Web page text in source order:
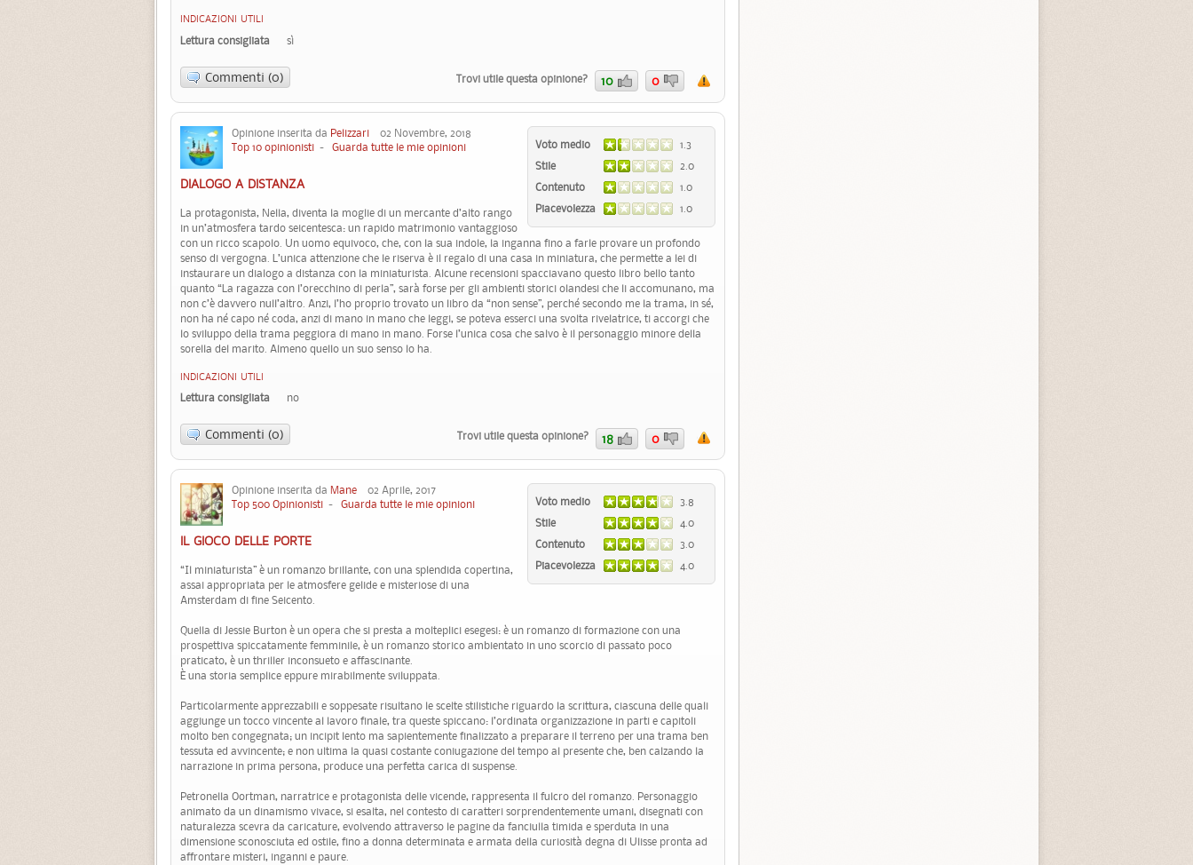
INDICAZIONI UTILI
Lettura consigliata sì
Commenti (0) Trovi utile questa opinione? 10 0
Voto medio
1.3
Stile
2.0
Contenuto
1.0
Piacevolezza
1.0
Opinione inserita da Pelizzari 02 Novembre, 2018
Top 10 opinionisti - Guarda tutte le mie opinioni
DIALOGO A DISTANZA
La protagonista, Nella, diventa la moglie di un mercante d’alto rango
in un’atmosfera tardo seicentesca: un rapido matrimonio vantaggioso
con un ricco scapolo. Un uomo equivoco, che, con la sua indole, la inganna fino a farle provare un profondo
senso di vergogna. L’unica attenzione che le riserva è il regalo di una casa in miniatura, che permette a lei di
instaurare un dialogo a distanza con la miniaturista. Alcune recensioni spacciavano questo libro bello tanto
quanto “La ragazza con l’orecchino di perla”, sarà forse per gli ambienti storici olandesi che li accomunano, ma
non c’è davvero null’altro. Anzi, l’ho proprio trovato un libro da “non sense”, perché secondo me la trama, in sé,
non ha né capo né coda, anzi di mano in mano che leggi, se poteva esserci una svolta rivelatrice, ti accorgi che
lo sviluppo della trama peggiora di mano in mano. Forse l’unica cosa che salvo è il personaggio minore della
sorella del marito. Almeno quello un suo senso lo ha.
INDICAZIONI UTILI
Lettura consigliata no
Commenti (0) Trovi utile questa opinione? 18 0
Voto medio
3.8
Stile
4.0
Contenuto
3.0
Piacevolezza
4.0
Opinione inserita da Mane 02 Aprile, 2017
Top 500 Opinionisti - Guarda tutte le mie opinioni
IL GIOCO DELLE PORTE
“Il miniaturista” è un romanzo brillante, con una splendida copertina,
assai appropriata per le atmosfere gelide e misteriose di una
Amsterdam di fine Seicento.
Quella di Jessie Burton è un opera che si presta a molteplici esegesi: è un romanzo di formazione con una
prospettiva spiccatamente femminile, è un romanzo storico ambientato in uno scorcio di passato poco
praticato, è un thriller inconsueto e affascinante.
È una storia semplice eppure mirabilmente sviluppata.
Particolarmente apprezzabili e soppesate risultano le scelte stilistiche riguardo la scrittura, ciascuna delle quali
aggiunge un tocco vincente al lavoro finale, tra queste spiccano: l’ordinata organizzazione in parti e capitoli
molto ben congegnata; un incipit lento ma sapientemente finalizzato a preparare il terreno per una trama ben
tessuta ed avvincente; e non ultima la quasi costante coniugazione del tempo al presente che, ben calzando la
narrazione in prima persona, produce una perfetta carica di suspense.
Petronella Oortman, narratrice e protagonista delle vicende, rappresenta il fulcro del romanzo. Personaggio
animato da un dinamismo vivace, si esalta, nel contesto di caratteri sorprendentemente umani, disegnati con
naturalezza scevra da caricature, evolvendo attraverso le pagine da fanciulla timida e sperduta in una
dimensione sconosciuta ed ostile, fino a donna determinata e armata della curiosità degna di Ulisse pronta ad
affrontare misteri, inganni e paure.